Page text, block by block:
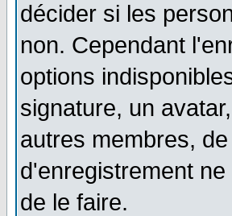
décider si les
non. Cependant
options
signature, un
autres membres,
d'enregistrement
de le faire.